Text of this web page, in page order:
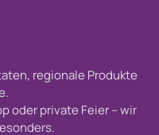
regionale Produkte
oder private Feier – wir